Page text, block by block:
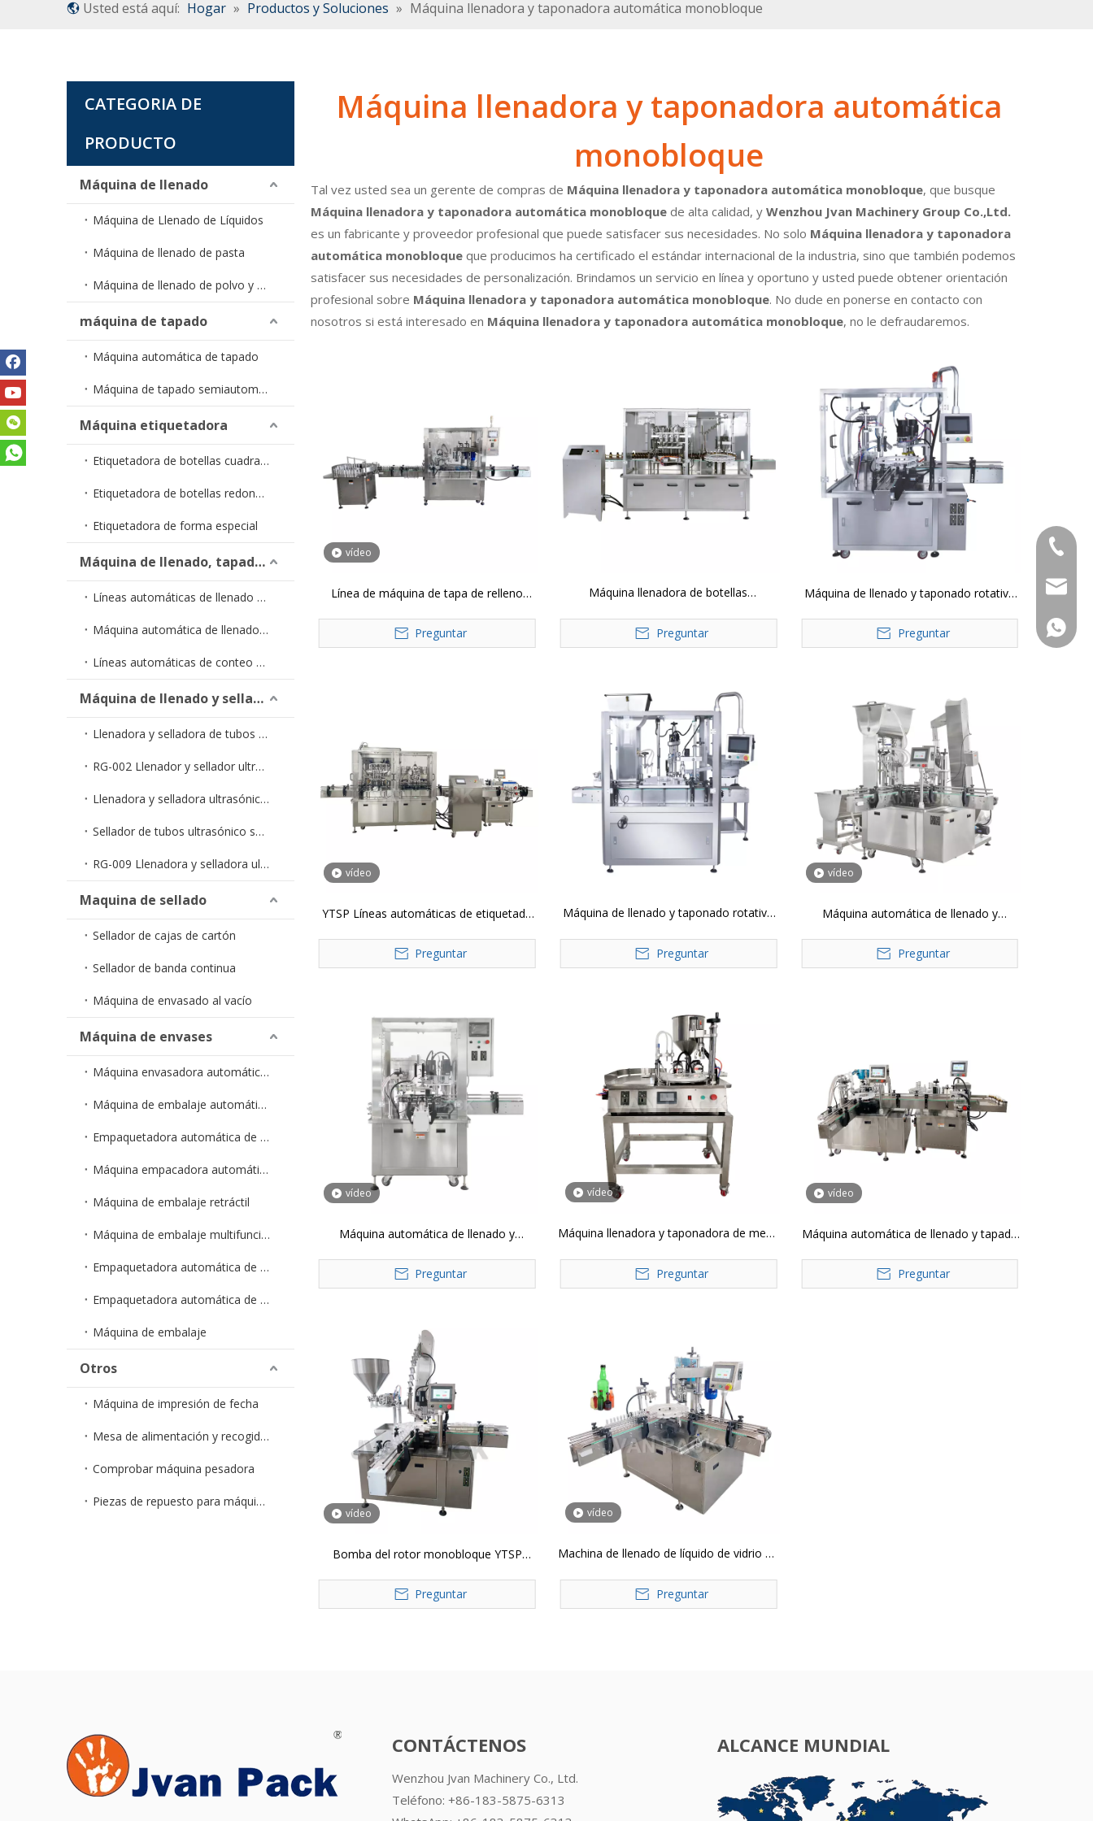
Usted está aquí: Hogar » Productos y Soluciones » Máquina llenadora y taponadora automática monobloque
CATEGORIA DE
PRODUCTO
Máquina de llenado
Máquina de Llenado de Líquidos
Máquina de llenado de pasta
Máquina de llenado de polvo y gránulos
máquina de tapado
Máquina automática de tapado
Máquina de tapado semiautomática
Máquina etiquetadora
Etiquetadora de botellas cuadradas
Etiquetadora de botellas redondas
Etiquetadora de forma especial
Máquina de llenado, tapado y etiquetado
Líneas automáticas de llenado de líquidos
Máquina automática de llenado y tapado YTSP
Líneas automáticas de conteo de cápsulas
Máquina de llenado y sellado de tubos
Llenadora y selladora de tubos en tiras monodosis RG-005
RG-002 Llenador y sellador ultrasónico económico para tubos
Llenadora y selladora ultrasónica semiautomática de tubos RG-006
Sellador de tubos ultrasónico semiautomático RG-007
RG-009 Llenadora y selladora ultrasónica de tubos totalmente automática
Maquina de sellado
Sellador de cajas de cartón
Sellador de banda continua
Máquina de envasado al vacío
Máquina de envases
Máquina envasadora automática de líquidos en bolsa
Máquina de embalaje automático de polvo/granulado
Empaquetadora automática de gránulos en bolsa
Máquina empacadora automática de polvo en bolsa
Máquina de embalaje retráctil
Máquina de embalaje multifunción
Empaquetadora automática de cápsulas
Empaquetadora automática de hardware
Máquina de embalaje
Otros
Máquina de impresión de fecha
Mesa de alimentación y recogida ZXJ
Comprobar máquina pesadora
Piezas de repuesto para máquinas de embalaje
Máquina llenadora y taponadora automática
monobloque
Tal vez usted sea un gerente de compras de Máquina llenadora y taponadora automática monobloque, que busque
Máquina llenadora y taponadora automática monobloque de alta calidad, y Wenzhou Jvan Machinery Group Co.,Ltd.
es un fabricante y proveedor profesional que puede satisfacer sus necesidades. No solo Máquina llenadora y taponadora
automática monobloque que producimos ha certificado el estándar internacional de la industria, sino que también podemos
satisfacer sus necesidades de personalización. Brindamos un servicio en línea y oportuno y usted puede obtener orientación
profesional sobre Máquina llenadora y taponadora automática monobloque. No dude en ponerse en contacto con
nosotros si está interesado en Máquina llenadora y taponadora automática monobloque, no le defraudaremos.
vídeo
Línea de máquina de tapa de relleno
Preguntar
Máquina llenadora de botellas
máquina taponadora de doble cabezal
Preguntar
Máquina de llenado y taponado rotativa
bomba
Preguntar
vídeo
YTSP Líneas automáticas de etiquetado
Preguntar
Máquina de llenado y taponado rotativa
pulverizadora
Preguntar
vídeo
Máquina automática de llenado y
Preguntar
vídeo
Máquina automática de llenado y
Preguntar
vídeo
Máquina llenadora y taponadora de mesa
Preguntar
vídeo
Máquina automática de llenado y tapado
Preguntar
vídeo
Bomba del rotor monobloque YTSP
recubrimiento de tornillo
Preguntar
vídeo
Machina de llenado de líquido de vidrio de
automática YTSP
Preguntar
CONTÁCTENOS
Wenzhou Jvan Machinery Co., Ltd.
Teléfono: +86-183-5875-6313
ALCANCE MUNDIAL
+86-
+86-